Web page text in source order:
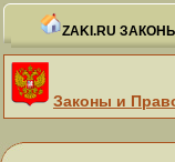
ZAKI.RU
Законы и